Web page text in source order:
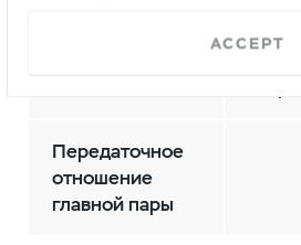
Передаточное
отношение
главной пары
ACCEPT